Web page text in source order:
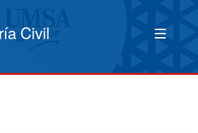
Civil